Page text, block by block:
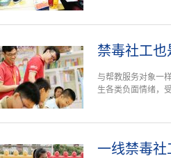
禁毒社工
与帮教服务对象一
生各类负面情绪，
一线禁毒社